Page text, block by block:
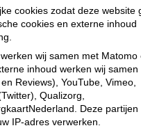
cookies zodat deze website
cookies en externe inhoud
wij samen met Matomo
inhoud werken wij samen
Reviews), YouTube, Vimeo,
Qualizorg,
Deze partijen
IP-adres verwerken.